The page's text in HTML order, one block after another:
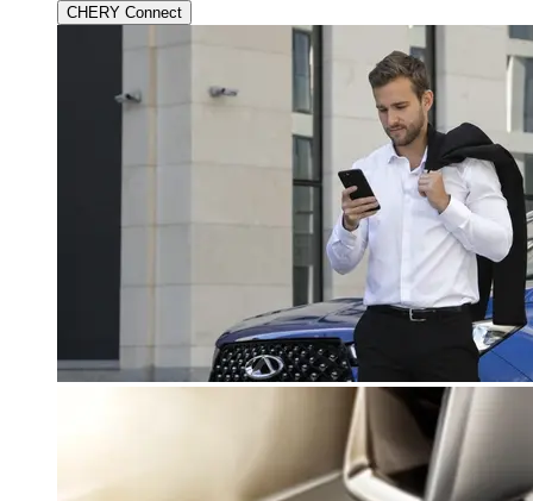
CHERY Connect